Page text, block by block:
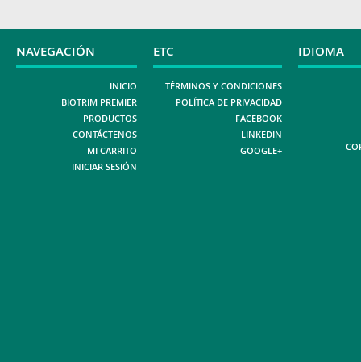
NAVEGACIÓN
INICIO
BIOTRIM PREMIER
PRODUCTOS
CONTÁCTENOS
MI CARRITO
INICIAR SESIÓN
ETC
TÉRMINOS Y CONDICIONES
POLÍTICA DE PRIVACIDAD
FACEBOOK
LINKEDIN
GOOGLE+
IDIOMA